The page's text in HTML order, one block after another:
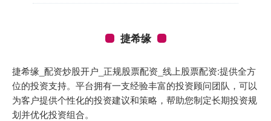
捷希缘
捷希缘_配资炒股开户_正规股票配资_线上股票配资:提供全方
位的投资支持。平台拥有一支经验丰富的投资顾问团队，可以
为客户提供个性化的投资建议和策略，帮助您制定长期投资规
划并优化投资组合。